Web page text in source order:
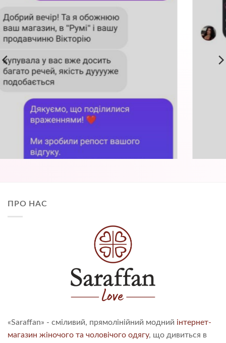
ПРО НАС
«Saraffan» - сміливий, прямолінійний модний інтернет-
магазин жіночого та чоловічого одягу, що дивиться в